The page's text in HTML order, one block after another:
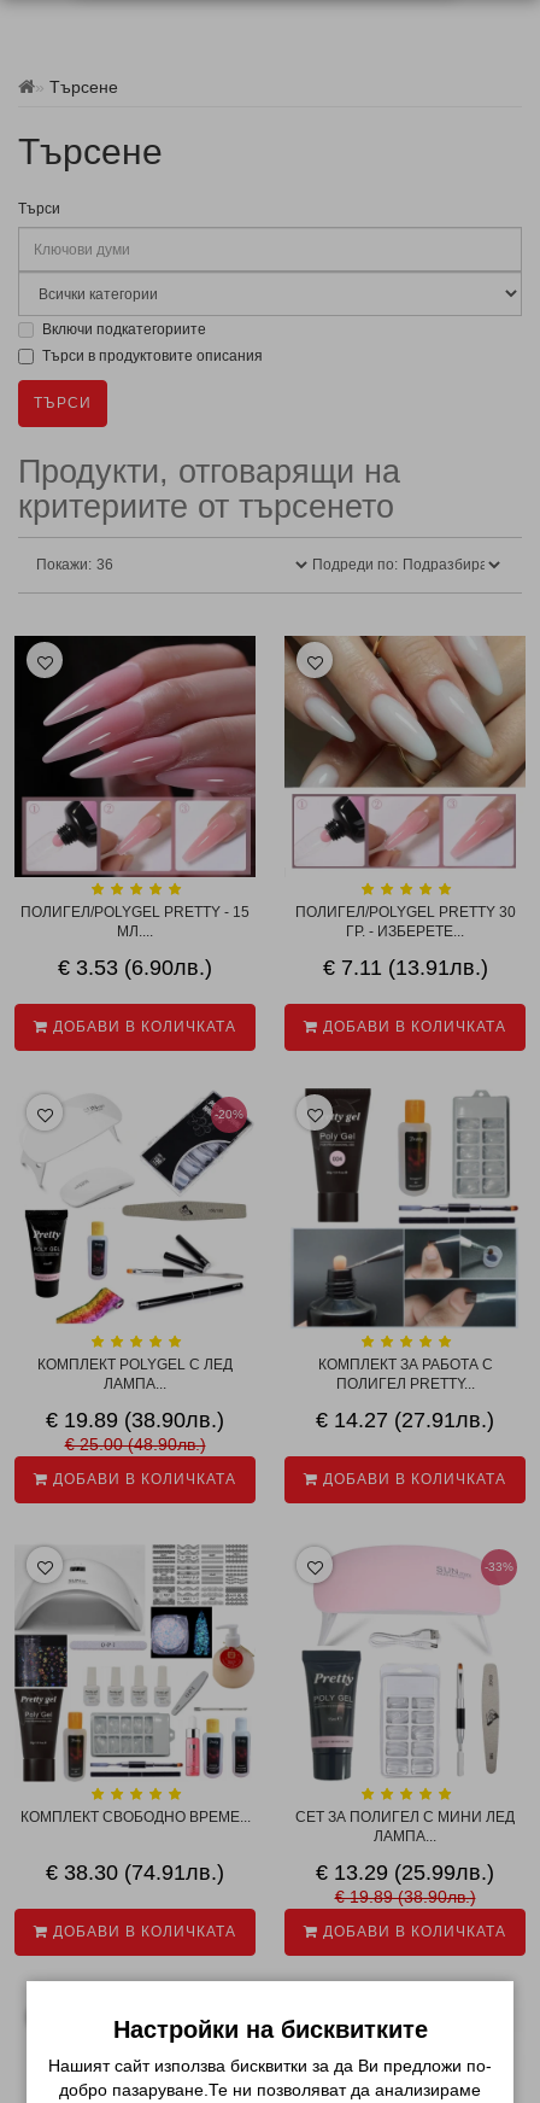
Търсене
Търсене
Търси
Включи подкатегориите
Търси в продуктовите описания
Продукти, отговарящи на
критериите от търсенето
Подреди по:
Покажи:
ПОЛИГЕЛ/POLYGEL PRETTY - 15
МЛ....
€ 3.53 (6.90лв.)
ДОБАВИ В КОЛИЧКАТА
ПОЛИГЕЛ/POLYGEL PRETTY 30
ГР. - ИЗБЕРЕТЕ...
€ 7.11 (13.91лв.)
ДОБАВИ В КОЛИЧКАТА
-20%
КОМПЛЕКТ POLYGEL С ЛЕД
ЛАМПА...
€ 19.89 (38.90лв.)
€ 25.00 (48.90лв.)
ДОБАВИ В КОЛИЧКАТА
КОМПЛЕКТ ЗА РАБОТА С
ПОЛИГЕЛ PRETTY...
€ 14.27 (27.91лв.)
ДОБАВИ В КОЛИЧКАТА
КОМПЛЕКТ СВОБОДНО ВРЕМЕ...
€ 38.30 (74.91лв.)
ДОБАВИ В КОЛИЧКАТА
-33%
СЕТ ЗА ПОЛИГЕЛ С МИНИ ЛЕД
ЛАМПА...
€ 13.29 (25.99лв.)
€ 19.89 (38.90лв.)
ДОБАВИ В КОЛИЧКАТА
Настройки на бисквитките
Нашият сайт използва бисквитки за да Ви предложи по-
добро пазаруване.Те ни позволяват да анализираме